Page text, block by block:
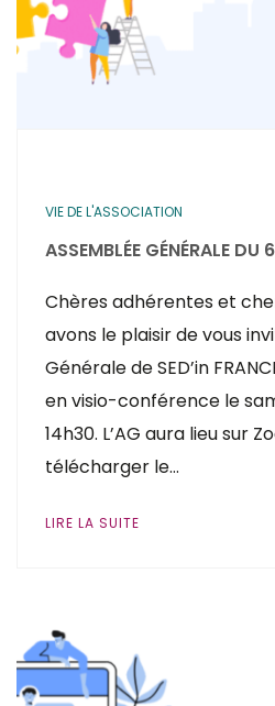
VIE DE L'ASSOCIATION
ASSEMBLÉE GÉNÉRALE
Chères adhérentes et
avons le plaisir de vous
Générale de SED’in
en visio-conférence le
14h30. L’AG aura lieu sur
télécharger le…
LIRE LA SUITE